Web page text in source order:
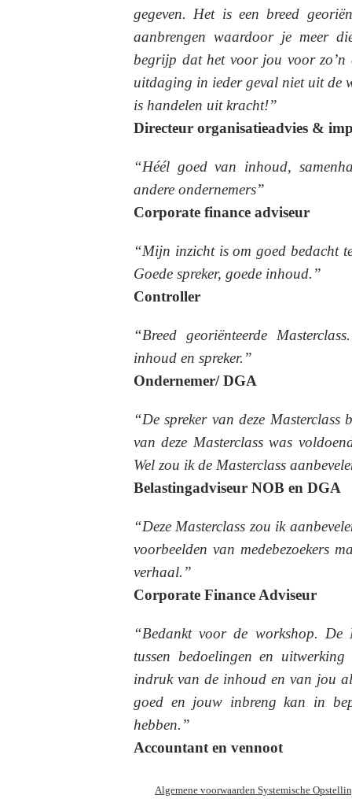
gegeven. Het is een breed
aanbrengen waardoor je meer
begrijp dat het voor jou voor zo’n
uitdaging in ieder geval niet uit de
is handelen uit kracht!”
Directeur organisatieadvies &
“Héél goed van inhoud,
andere ondernemers”
Corporate finance adviseur
“Mijn inzicht is om goed bedacht
Goede spreker, goede inhoud.”
Controller
“Breed georiënteerde
inhoud en spreker.”
Ondernemer/ DGA
“De spreker van deze
van deze Masterclass was
Wel zou ik de Masterclass
Belastingadviseur NOB en DGA
“Deze Masterclass zou ik
voorbeelden van medebezoekers
verhaal.”
Corporate Finance Adviseur
“Bedankt voor de workshop. De
tussen bedoelingen en
indruk van de inhoud en van jou
goed en jouw inbreng kan in
hebben.”
Accountant en vennoot
Algemene voorwaarden Systemische